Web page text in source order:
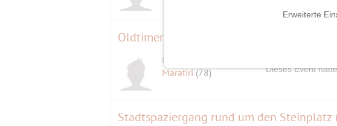
Erweiterte
Oldtimer-Festival
Initiator
Maratiri(78) Dieses Event
Stadtspaziergang rund um den